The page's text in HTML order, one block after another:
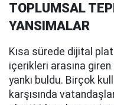
TOPLUMSAL
YANSIMALAR
Kısa sürede dijital
içerikleri arasına
yankı buldu. Birçok
karşısında